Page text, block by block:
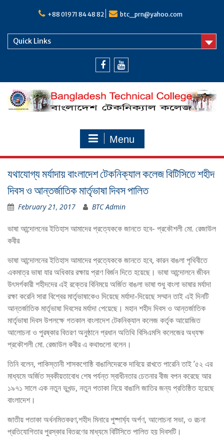
+88 01971 84 48 82 btc_prn@yahoo.com
Quick Links
Menu
যথাযোগ্য মর্যাদায় বাংলাদেশ টেকনিক্যাল কলেজ বিটিসিতে শহীদ
দিবস ও আন্তর্জাতিক মার্তৃভাষা দিবস পালিত
February 21, 2017 BTC Admin
ভাষা আন্দোলনের ইতিহাস আমাদের প্রত্যেককে জানতে হবে- প্রকৌশলী মো. রেজাউল
কবীর
ভাষা আন্দোলনের ইতিহাস আমাদের প্রত্যেককে জানতে হবে, কারন বাঙলা পৃথিবীতে
একমাত্র ভাষা যার অধিকার রক্ষায় প্রাণ বির্জন দিতে হয়েছে। ভাষা আন্দোলনে জীবন
উৎসর্গকারী শহীদদের এই রক্তের বিনিময়ে অর্জিত বাঙলা ভাষা শুধু বাংলা ভাষার মর্যাদা
রক্ষা করেনি সারা বিশ্বের মার্তৃভাষাকেও দিয়েছে মর্যাদা-দিয়েছে সম্মান তাই এই দিনটি
আন্তর্জাতিক মার্তৃভাষা দিবসের মর্যাদা পেয়েছে। মহান শহীদ দিবস ও আন্তর্জাতিক
মার্তৃভাষা দিবস উপলক্ষে গতকাল বাংলাদেশ টেকনিক্যাল কলেজ কর্তৃক আয়োজিত
আলোচনা ও পুরষ্কার বিতরণ অনুষ্ঠানে প্রধান অতিথি বিসিএমসি কলেজের অধ্যক্ষ
প্রকৌশলী মো. রেজাউল কবীর এ কথাগুলো বলেন।
তিনি বলেন, পাকিস্তানী শাসকগোষ্ঠি বাঙালিদেরকে দাবিয়ে রাখতে পারেনি তাই ’৫২ এর
মাধ্যমে অর্জিত স্বকীয়তাবোধ শেষ পর্যন্ত স্বাধীনতার চেতনার বীজ বপন করেছে আর
১৯৭১ সালে এক নতুন ভূখন্ড, নতুন পতাকা নিয়ে বাঙালি জাতির জন্য প্রতিষ্ঠিত হয়েছে
বাংলাদেশ।
জাতীয় পতাকা অর্ধনমিতকরণ,শহীদ মিনারে পুষ্পার্ঘ্য অর্পণ, আলোচনা সভা, ও রচনা
প্রতিযোগিতার পুরস্কার বিতরণের মাধ্যমে বিটিসিতে পালিত হয় দিবসটি।